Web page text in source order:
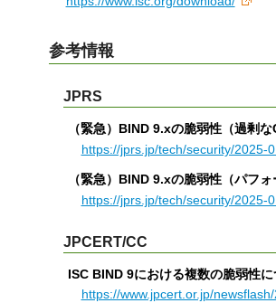
参考情報
JPRS
（緊急）BIND 9.xの脆弱性（過剰
https://jprs.jp/tech/security/2025-
（緊急）BIND 9.xの脆弱性（パフ
https://jprs.jp/tech/security/2025-
JPCERT/CC
ISC BIND 9における複数の脆弱性に
https://www.jpcert.or.jp/